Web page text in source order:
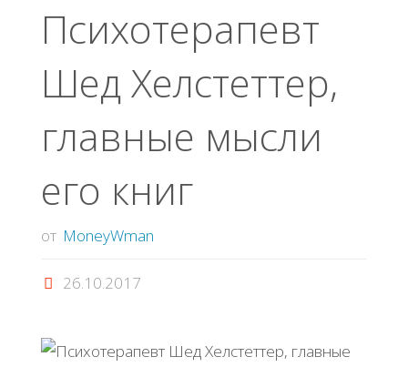
Психотерапевт
Шед Хелстеттер,
главные мысли
его книг
от MoneyWman
26.10.2017